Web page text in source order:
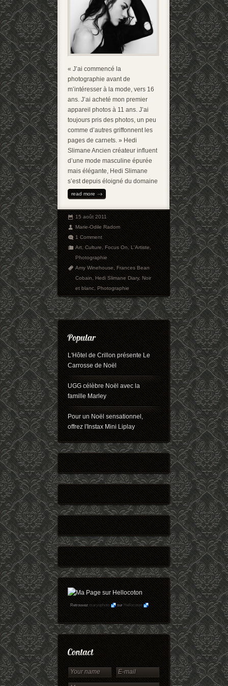
« J’ai commencé la
photographie avant de
m’intéresser à la mode, vers 16
ans. J’ai acheté mon premier
appareil photos à 11 ans. J’ai
toujours pris des photos, un peu
comme d’autres griffonnent les
pages de carnets. » Hedi
Slimane Ancien créateur influent
d’une mode masculine épurée
mais élégante, Hedi Slimane
s’est depuis éloigné du domaine
read more
15 août 2011
Marie-Odile Radom
1 Comment
Art,Culture,Focus On,L'Artiste,
Photographie
Amy Winehouse,Frances Bean
Cobain,Hedi Slimane Diary,Noir
et blanc,Photographie
L'Hôtel de Crillon présente Le
Carrosse de Noël
UGG célèbre Noël avec la
famille Marley
Pour un Noël sensationnel,
offrez l'Instax Mini Liplay
Retrouvezmaryophoto surHellocoton